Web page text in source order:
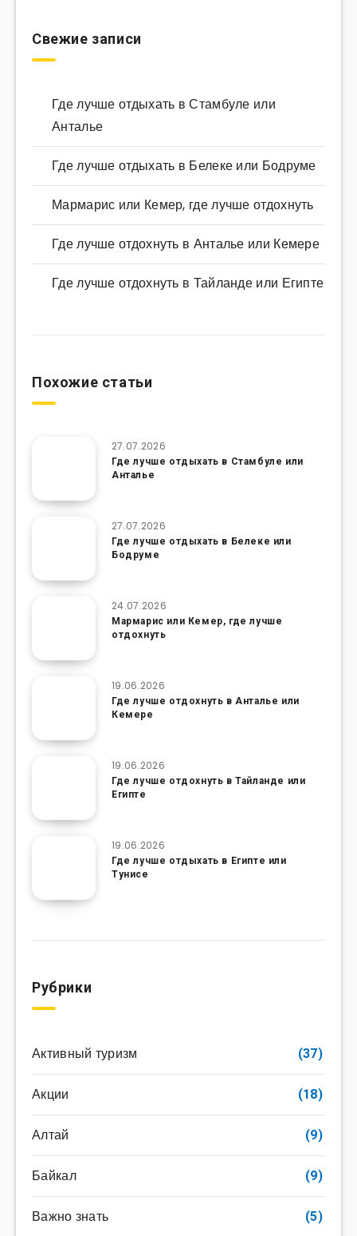
Свежие записи
Где лучше отдыхать в Стамбуле или
Анталье
Где лучше отдыхать в Белеке или Бодруме
Мармарис или Кемер, где лучше отдохнуть
Где лучше отдохнуть в Анталье или Кемере
Где лучше отдохнуть в Тайланде или Египте
Похожие статьи
27.07.2026
Где лучше отдыхать в Стамбуле или
Анталье
27.07.2026
Где лучше отдыхать в Белеке или
Бодруме
24.07.2026
Мармарис или Кемер, где лучше
отдохнуть
19.06.2026
Где лучше отдохнуть в Анталье или
Кемере
19.06.2026
Где лучше отдохнуть в Тайланде или
Египте
19.06.2026
Где лучше отдыхать в Египте или
Тунисе
Рубрики
Активный туризм (37)
Акции (18)
Алтай (9)
Байкал (9)
Важно знать (5)